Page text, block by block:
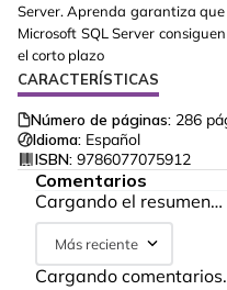
Server. Aprenda garantiza que
Microsoft SQL Server
el corto plazo
CARACTERÍSTICAS
Número de páginas: 286
Idioma: Español
ISBN: 9786077075912
Comentarios
Cargando el resumen…
Más reciente
Cargando